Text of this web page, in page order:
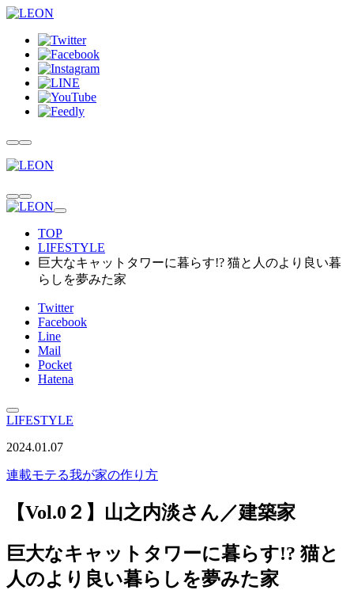
TOP
LIFESTYLE
巨大なキャットタワーに暮らす!? 猫と人のより良い暮
らしを夢みた家
Twitter
Facebook
Line
Mail
Pocket
Hatena
LIFESTYLE
2024.01.07
連載モテる我が家の作り方
【Vol.0２】山之内淡さん／建築家
巨大なキャットタワーに暮らす!? 猫と
人のより良い暮らしを夢みた家